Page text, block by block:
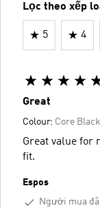
Lọc theo xếp
5 4
Great
Colour: Core
Great value for
fit.
Espos
Người mua